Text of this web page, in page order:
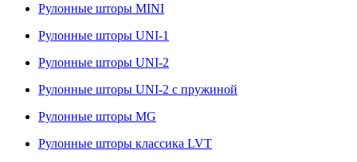
Рулонные шторы MINI
Рулонные шторы UNI-1
Рулонные шторы UNI-2
Рулонные шторы UNI-2 с пружиной
Рулонные шторы MG
Рулонные шторы классика LVT